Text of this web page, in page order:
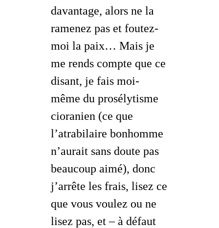
davantage, alors ne la
ramenez pas et foutez-
moi la paix… Mais je
me rends compte que ce
disant, je fais moi-
même du prosélytisme
cioranien (ce que
l’atrabilaire bonhomme
n’aurait sans doute pas
beaucoup aimé), donc
j’arrête les frais, lisez ce
que vous voulez ou ne
lisez pas, et – à défaut